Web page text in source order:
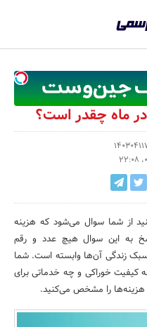
رسمی
-
اخبار
تایید
شده
شرکت‌ها،
سازمان‌ها
و
روابط
عمومی‌ها
صفحه نخست اقتصادی
کارآفرینی و استارتاپ
صنعت و تولید
کسب و کار و خرده فروشی
صنایع غذایی و کشاورزی
صفحه نخست اجتماعی
بهداشت و درمان
گردشگری و میراث فرهنگی
محیط زیست
تبلیغات و روابط عمومی
صفحه نخست فرهنگی
نشریات و کتاب
هنرهای تجسمی
صنایع دستی
صفحه نخست ورزش
مکان‌های ورزشی
صفحه نخست سبک زندگی
روانشناسی و موفقیت
دکوراسیون و منزل
صفحه نخست رویداد
جشنواره، نمایشگاه و
در ماه چقدر است؟
از شما سوال می‌شود که هزینه
به این سوال هیچ عدد و رقم
زندگی آن‌ها وابسته است. شما
کیفیت خوراکی و چه خدماتی برای
هزینه‌ها را مشخص می‌کنید.